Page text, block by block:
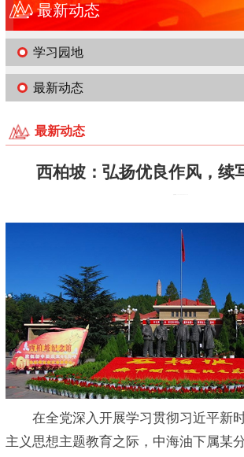
最新动态
学习园地
最新动态
最新动态
西柏坡：弘扬优良作风，续
在全党深入开展学习贯彻习近平新
主义思想主题教育之际，中海油下属某